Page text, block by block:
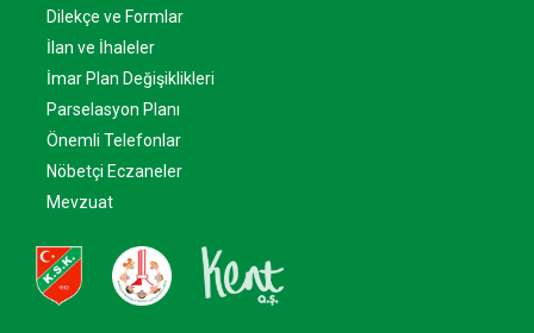
Dilekçe ve Formlar
İlan ve İhaleler
İmar Plan Değişiklikleri
Parselasyon Planı
Önemli Telefonlar
Nöbetçi Eczaneler
Mevzuat